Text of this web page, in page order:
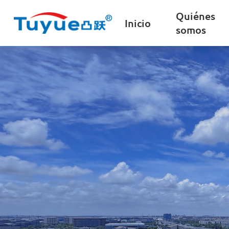
Inicio
Quiénes
somos